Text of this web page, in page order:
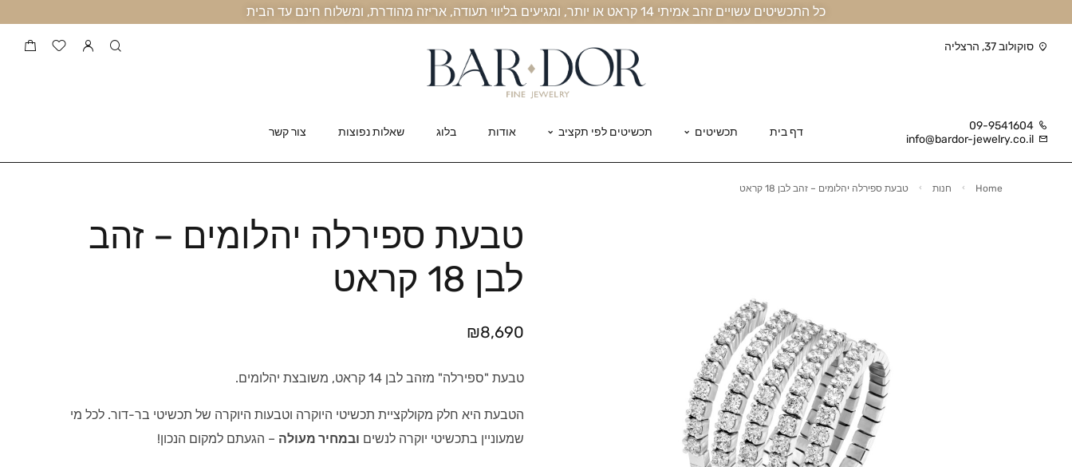
כל התכשיטים עשויים זהב אמיתי 14 קראט או יותר, ומגיעים בליווי תעודה, אריזה מהודרת, ומשלוח חינם עד הבית
סוקולוב 37, הרצליה
09-9541604
info@bardor-jewelry.co.il
דף בית תכשיטים תכשיטים לפי תקציב אודות בלוג שאלות נפוצות צור קשר
Home חנות טבעת ספירלה יהלומים – זהב לבן 18 קראט
טבעת ספירלה יהלומים – זהב
לבן 18 קראט
₪8,690
טבעת "ספירלה" מזהב לבן 14 קראט, משובצת יהלומים.
הטבעת היא חלק מקולקציית תכשיטי היוקרה וטבעות היוקרה של תכשיטי בר-דור. לכל מי
שמעוניין בתכשיטי יוקרה לנשים ובמחיר מעולה – הגעתם למקום הנכון!